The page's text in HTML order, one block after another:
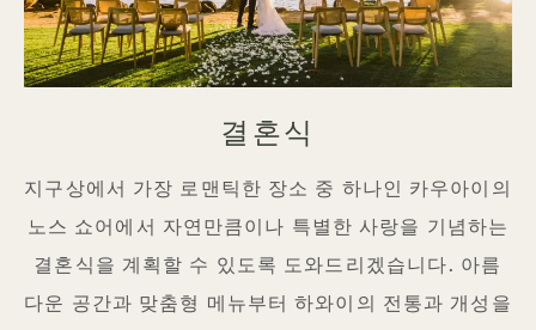
결혼식
지구상에서 가장 로맨틱한 장소 중 하나인 카우아이의
노스 쇼어에서 자연만큼이나 특별한 사랑을 기념하는
결혼식을 계획할 수 있도록 도와드리겠습니다. 아름
다운 공간과 맞춤형 메뉴부터 하와이의 전통과 개성을